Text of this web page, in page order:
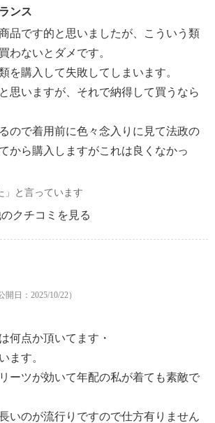
ンス
品です的と思いましたが、こういう類
わないとダメです。
を購入して失敗してしまいます。
思いますが、それで納得して買うなら
ので着用前に色々念入りに見て法政の
から購入しますがこれは良くなかっ
」と言っています
クチコミを見る
開日：2025/10/22）
何点か頂いてます・
ます。
ーツが効いて年配の私が着ても素敵で
いのが流行りですので仕方有りません